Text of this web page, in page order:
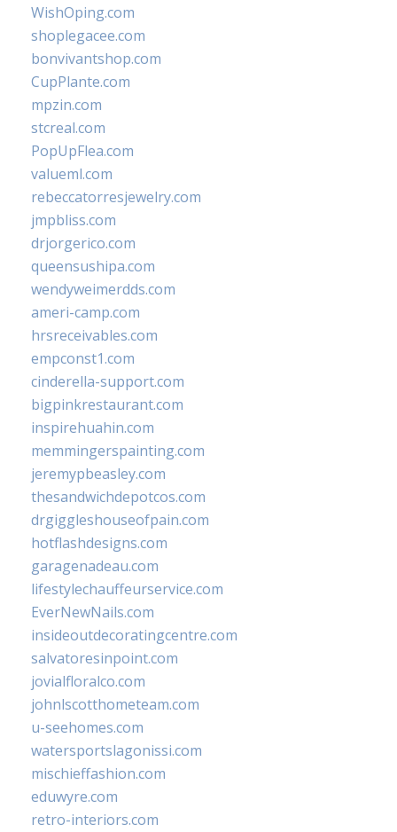
WishOping.com
shoplegacee.com
bonvivantshop.com
CupPlante.com
mpzin.com
stcreal.com
PopUpFlea.com
valueml.com
rebeccatorresjewelry.com
jmpbliss.com
drjorgerico.com
queensushipa.com
wendyweimerdds.com
ameri-camp.com
hrsreceivables.com
empconst1.com
cinderella-support.com
bigpinkrestaurant.com
inspirehuahin.com
memmingerspainting.com
jeremypbeasley.com
thesandwichdepotcos.com
drgiggleshouseofpain.com
hotflashdesigns.com
garagenadeau.com
lifestylechauffeurservice.com
EverNewNails.com
insideoutdecoratingcentre.com
salvatoresinpoint.com
jovialfloralco.com
johnlscotthometeam.com
u-seehomes.com
watersportslagonissi.com
mischieffashion.com
eduwyre.com
retro-interiors.com